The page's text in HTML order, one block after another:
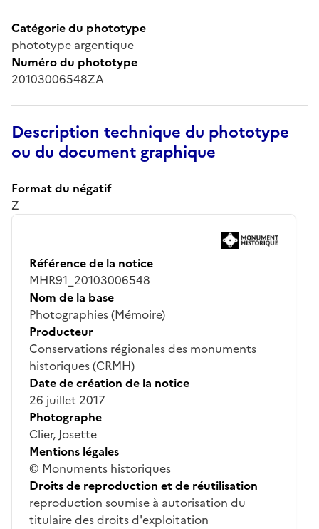
Catégorie du phototype
phototype argentique
Numéro du phototype
20103006548ZA
Description technique du phototype
ou du document graphique
Format du négatif
Z
Référence de la notice
MHR91_20103006548
Nom de la base
Photographies (Mémoire)
Producteur
Conservations régionales des monuments
historiques (CRMH)
Date de création de la notice
26 juillet 2017
Photographe
Clier, Josette
Mentions légales
© Monuments historiques
Droits de reproduction et de réutilisation
reproduction soumise à autorisation du
titulaire des droits d'exploitation